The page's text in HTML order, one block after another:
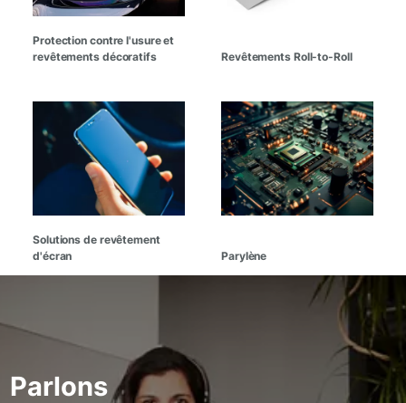
Protection contre l'usure et
revêtements décoratifs
Revêtements Roll-to-Roll
Solutions de revêtement
d'écran
Parylène
Parlons